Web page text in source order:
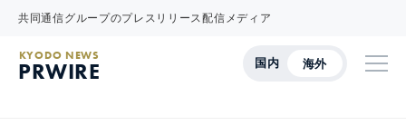
共同通信グループのプレスリリース配信メディア
国内 海外
KYODO NEWS
PRWIRE